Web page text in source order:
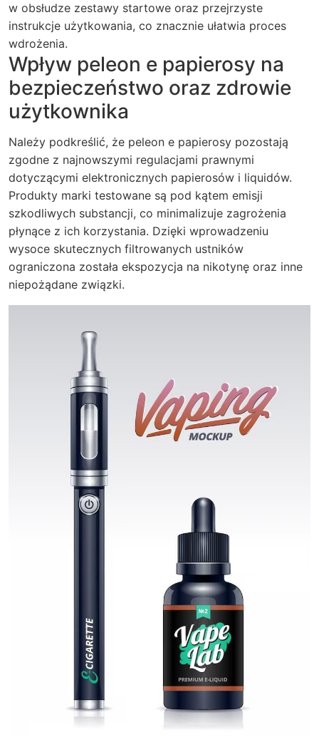
w obsłudze zestawy startowe oraz przejrzyste
instrukcje użytkowania, co znacznie ułatwia proces
wdrożenia.
Wpływ peleon e papierosy na
bezpieczeństwo oraz zdrowie
użytkownika
Należy podkreślić, że peleon e papierosy pozostają
zgodne z najnowszymi regulacjami prawnymi
dotyczącymi elektronicznych papierosów i liquidów.
Produkty marki testowane są pod kątem emisji
szkodliwych substancji, co minimalizuje zagrożenia
płynące z ich korzystania. Dzięki wprowadzeniu
wysoce skutecznych filtrowanych ustników
ograniczona została ekspozycja na nikotynę oraz inne
niepożądane związki.